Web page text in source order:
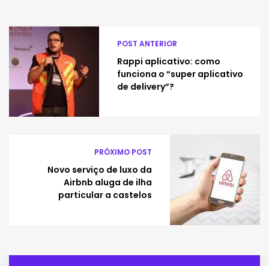
POST ANTERIOR
Rappi aplicativo: como
funciona o “super aplicativo
de delivery”?
PRÓXIMO POST
Novo serviço de luxo da
Airbnb aluga de ilha
particular a castelos